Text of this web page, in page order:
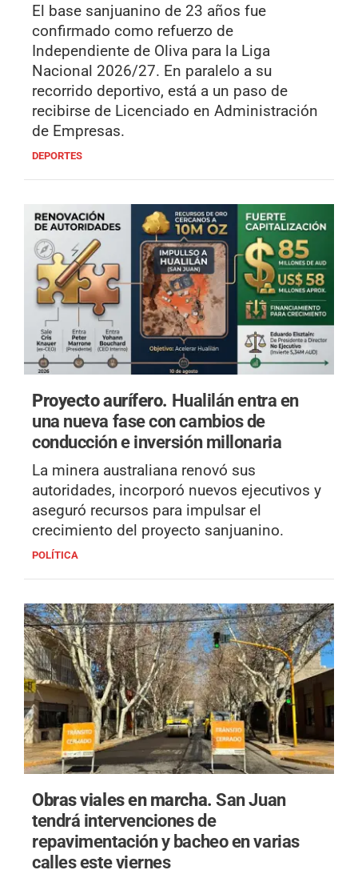
El base sanjuanino de 23 años fue
confirmado como refuerzo de
Independiente de Oliva para la Liga
Nacional 2026/27. En paralelo a su
recorrido deportivo, está a un paso de
recibirse de Licenciado en Administración
de Empresas.
DEPORTES
Proyecto aurífero. Hualilán entra en
una nueva fase con cambios de
conducción e inversión millonaria
La minera australiana renovó sus
autoridades, incorporó nuevos ejecutivos y
aseguró recursos para impulsar el
crecimiento del proyecto sanjuanino.
POLÍTICA
Obras viales en marcha.San Juan
tendrá intervenciones de
repavimentación y bacheo en varias
calles este viernes